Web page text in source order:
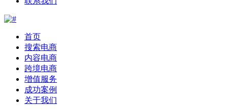
首页
搜索电商
内容电商
跨境电商
增值服务
成功案例
关于我们